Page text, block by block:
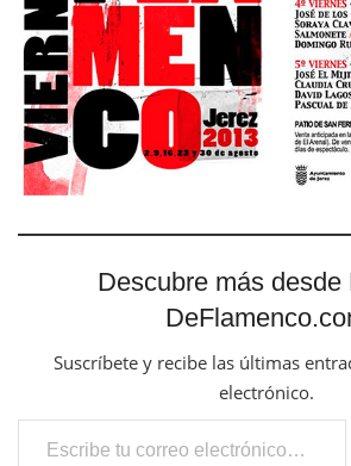
Descubre más desde
Suscríbete y recibe las últimas
electrónico.
Escribe tu correo electrónico…